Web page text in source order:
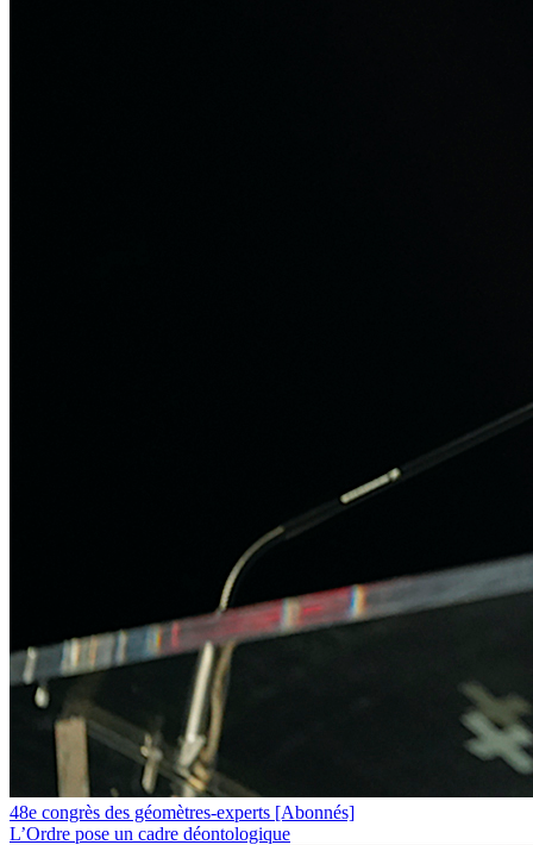
48e congrès des géomètres-experts [Abonnés]
L’Ordre pose un cadre déontologique